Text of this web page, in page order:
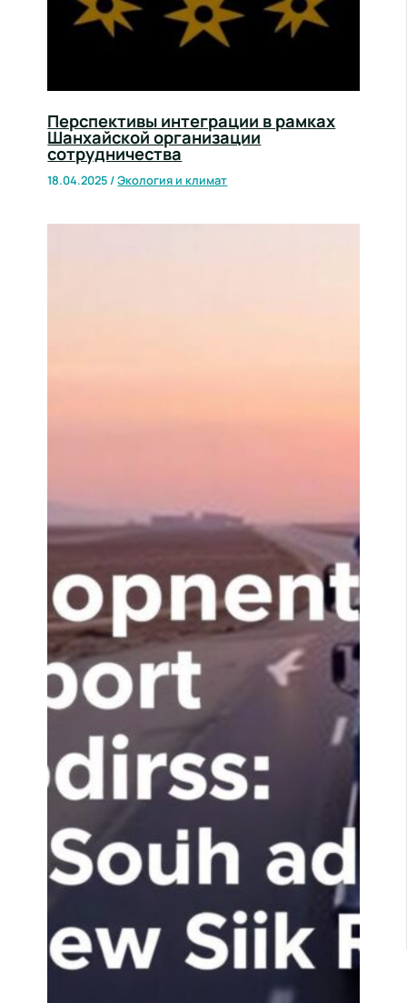
Перспективы интеграции в рамках
Шанхайской организации
сотрудничества
18.04.2025/Экология и климат